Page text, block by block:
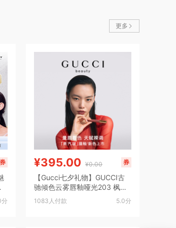
更多
券 ¥395.00 ¥0.00 券
【Gucci七夕礼物】GUCCI古
驰倾色云雾唇釉哑光203 枫叶
红棕蒸汽啵
1083人付款 5.0分